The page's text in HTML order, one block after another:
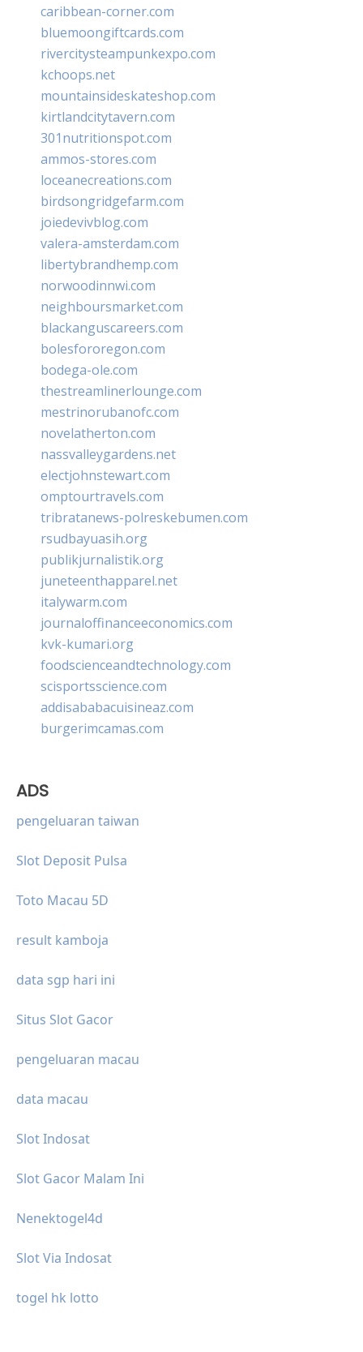
caribbean-corner.com
bluemoongiftcards.com
rivercitysteampunkexpo.com
kchoops.net
mountainsideskateshop.com
kirtlandcitytavern.com
301nutritionspot.com
ammos-stores.com
loceanecreations.com
birdsongridgefarm.com
joiedevivblog.com
valera-amsterdam.com
libertybrandhemp.com
norwoodinnwi.com
neighboursmarket.com
blackanguscareers.com
bolesfororegon.com
bodega-ole.com
thestreamlinerlounge.com
mestrinorubanofc.com
novelatherton.com
nassvalleygardens.net
electjohnstewart.com
omptourtravels.com
tribratanews-polreskebumen.com
rsudbayuasih.org
publikjurnalistik.org
juneteenthapparel.net
italywarm.com
journaloffinanceeconomics.com
kvk-kumari.org
foodscienceandtechnology.com
scisportsscience.com
addisababacuisineaz.com
burgerimcamas.com
ADS
pengeluaran taiwan
Slot Deposit Pulsa
Toto Macau 5D
result kamboja
data sgp hari ini
Situs Slot Gacor
pengeluaran macau
data macau
Slot Indosat
Slot Gacor Malam Ini
Nenektogel4d
Slot Via Indosat
togel hk lotto